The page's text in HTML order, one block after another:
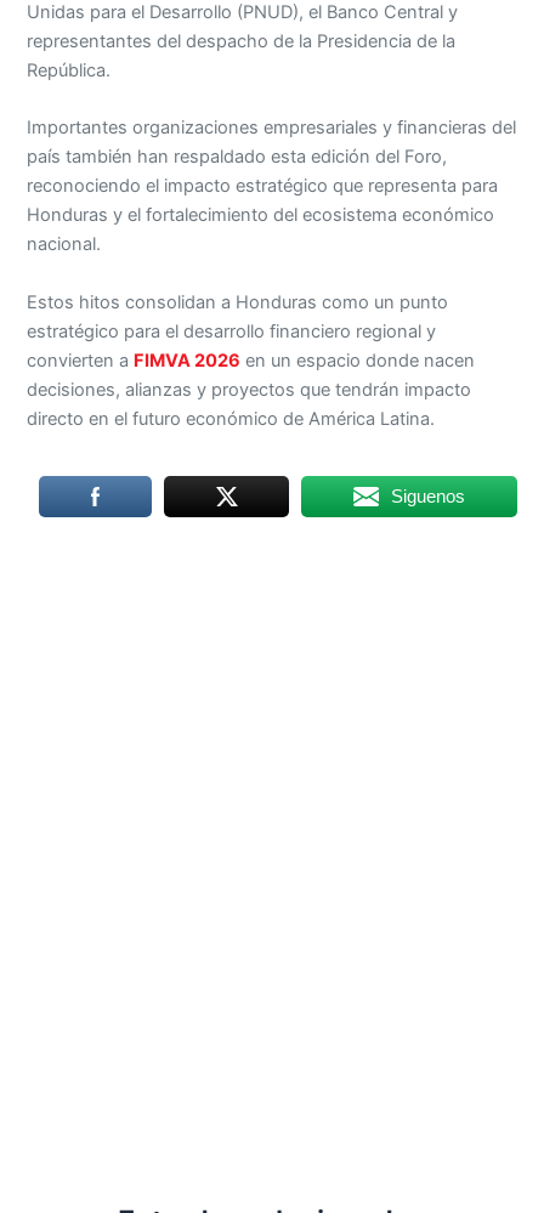
Unidas para el Desarrollo (PNUD), el Banco Central y
representantes del despacho de la Presidencia de la
República.
Importantes organizaciones empresariales y financieras del
país también han respaldado esta edición del Foro,
reconociendo el impacto estratégico que representa para
Honduras y el fortalecimiento del ecosistema económico
nacional.
Estos hitos consolidan a Honduras como un punto
estratégico para el desarrollo financiero regional y
convierten a FIMVA 2026 en un espacio donde nacen
decisiones, alianzas y proyectos que tendrán impacto
directo en el futuro económico de América Latina.
Siguenos